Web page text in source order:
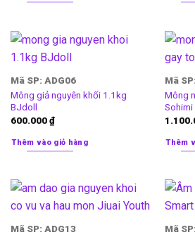
Mã SP: ADG06
Mông giả nguyên khối 1.1kg
BJdoll
600.000₫
Thêm vào giỏ hàng
Mã
Mông
Thêm
Mã SP: ADG13
Mã